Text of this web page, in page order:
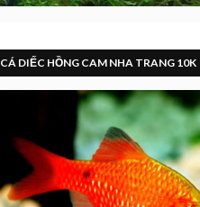
CÁ DIẾC HỒNG CAM NHA TRANG 10K